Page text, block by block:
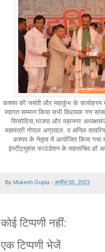
कश्यप की जयंती और महाकुंभ के कार्यक्रम में
स्वागत सम्मान किया सभी विधायक गण
सिसोदिया,भाजपा और महानगर
महामंत्री गोपाल अग्रवाल, व अनिल
कश्यप के नेतृत्व में आयोजित किया गया
इंस्टीट्यूशंस फाउंडेशन के महासचिव डॉ
By Mukesh Gupta - अप्रैल 05, 2023
कोई टिप्पणी नहीं:
एक टिप्पणी भेजें